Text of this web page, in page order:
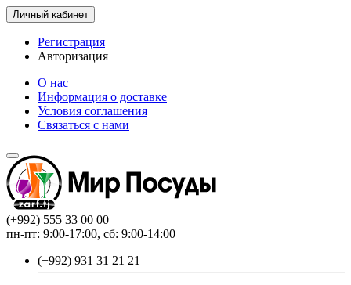
Личный кабинет
Регистрация
Авторизация
О нас
Информация о доставке
Условия соглашения
Связаться с нами
(+992) 555 33 00 00
пн-пт: 9:00-17:00, сб: 9:00-14:00
(+992) 931 31 21 21